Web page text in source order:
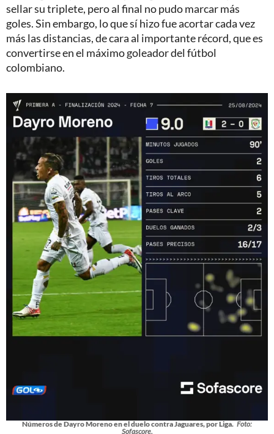
sellar su triplete, pero al final no pudo marcar más
goles. Sin embargo, lo que sí hizo fue acortar cada vez
más las distancias, de cara al importante récord, que es
convertirse en el máximo goleador del fútbol
colombiano.
Números de Dayro Moreno en el duelo contra Jaguares, por Liga. Foto:
Sofascore.